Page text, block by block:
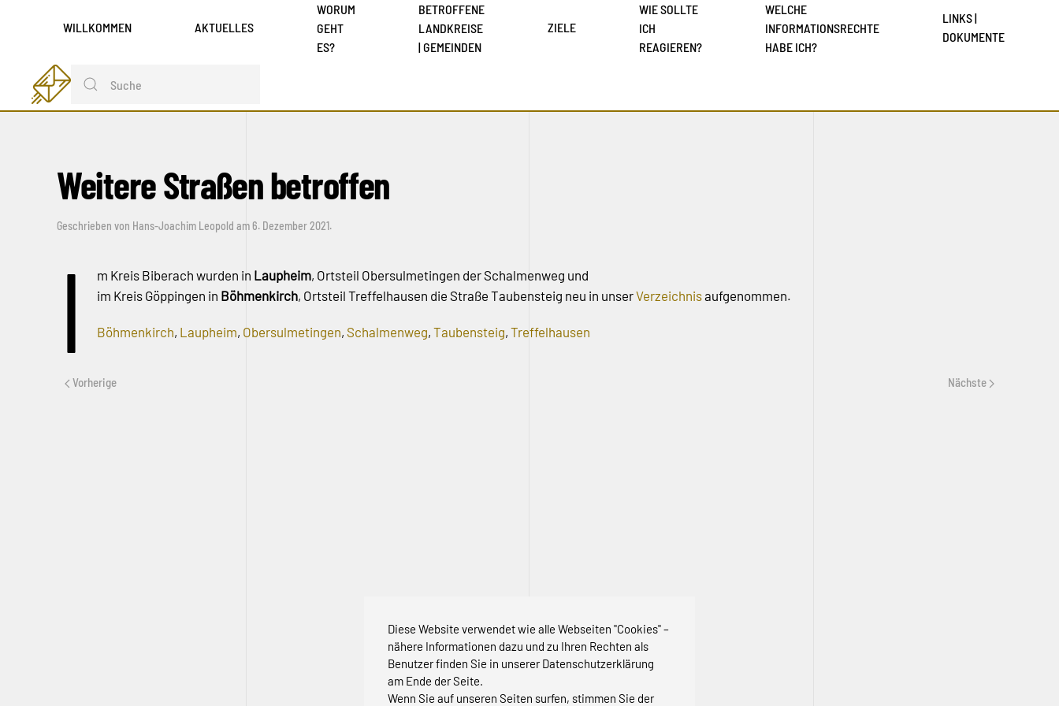
Diese Website verwendet wie alle Webseiten "Cookies" –
nähere Informationen dazu und zu Ihren Rechten als
Benutzer finden Sie in unserer Datenschutzerklärung
am Ende der Seite.
Wenn Sie auf unseren Seiten surfen, stimmen Sie der
WILLKOMMEN AKTUELLES
WORUM
GEHT
ES?
BETROFFENE
LANDKREISE
| GEMEINDEN
ZIELE
WIE SOLLTE
ICH
REAGIEREN?
WELCHE
INFORMATIONSRECHTE
HABE ICH?
LINKS |
DOKUMENTE
Weitere Straßen betroffen
Geschrieben von Hans-Joachim Leopold am6. Dezember 2021.
I m Kreis Biberach wurden in Laupheim, Ortsteil Obersulmetingen der Schalmenweg und
im Kreis Göppingen in Böhmenkirch, Ortsteil Treffelhausen die Straße Taubensteig neu in unserVerzeichnisaufgenommen.
Böhmenkirch, Laupheim, Obersulmetingen, Schalmenweg,Taubensteig,Treffelhausen
Vorherige Nächste